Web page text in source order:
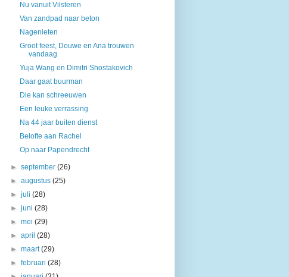
Nu vanuit Vilsteren
Van zandpad naar beton
Nagenieten
Groot feest, Douwe en Ana trouwen
vandaag
Yuja Wang en Dimitri Shostakovich
Daar gaat buurman
Die kan schreeuwen
Een leuke verrassing
Na 44 jaar buiten dienst
Belofte aan Rachel
Op naar Papendrecht
►september(26)
►augustus(25)
►juli(28)
►juni(28)
►mei(29)
►april(28)
►maart(29)
►februari(28)